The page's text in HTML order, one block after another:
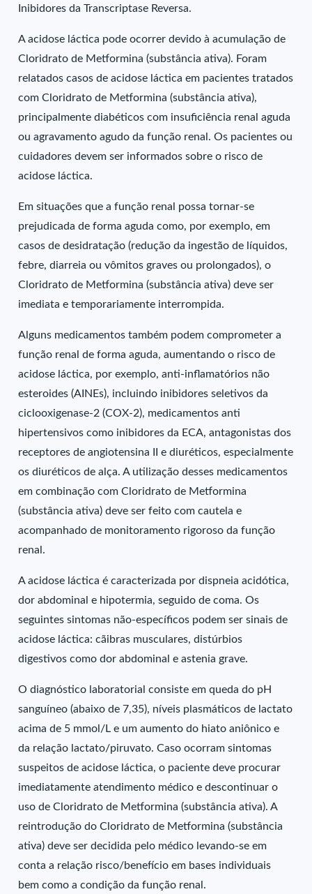
Inibidores da Transcriptase Reversa.
A acidose láctica pode ocorrer devido à acumulação de
Cloridrato de Metformina (substância ativa). Foram
relatados casos de acidose láctica em pacientes tratados
com Cloridrato de Metformina (substância ativa),
principalmente diabéticos com insuficiência renal aguda
ou agravamento agudo da função renal. Os pacientes ou
cuidadores devem ser informados sobre o risco de
acidose láctica.
Em situações que a função renal possa tornar-se
prejudicada de forma aguda como, por exemplo, em
casos de desidratação (redução da ingestão de líquidos,
febre, diarreia ou vômitos graves ou prolongados), o
Cloridrato de Metformina (substância ativa) deve ser
imediata e temporariamente interrompida.
Alguns medicamentos também podem comprometer a
função renal de forma aguda, aumentando o risco de
acidose láctica, por exemplo, anti-inflamatórios não
esteroides (AINEs), incluindo inibidores seletivos da
ciclooxigenase-2 (COX-2), medicamentos anti
hipertensivos como inibidores da ECA, antagonistas dos
receptores de angiotensina II e diuréticos, especialmente
os diuréticos de alça. A utilização desses medicamentos
em combinação com Cloridrato de Metformina
(substância ativa) deve ser feito com cautela e
acompanhado de monitoramento rigoroso da função
renal.
A acidose láctica é caracterizada por dispneia acidótica,
dor abdominal e hipotermia, seguido de coma. Os
seguintes sintomas não-específicos podem ser sinais de
acidose láctica: cãibras musculares, distúrbios
digestivos como dor abdominal e astenia grave.
O diagnóstico laboratorial consiste em queda do pH
sanguíneo (abaixo de 7,35), níveis plasmáticos de lactato
acima de 5 mmol/L e um aumento do hiato aniônico e
da relação lactato/piruvato. Caso ocorram sintomas
suspeitos de acidose láctica, o paciente deve procurar
imediatamente atendimento médico e descontinuar o
uso de Cloridrato de Metformina (substância ativa). A
reintrodução do Cloridrato de Metformina (substância
ativa) deve ser decidida pelo médico levando-se em
conta a relação risco/benefício em bases individuais
bem como a condição da função renal.